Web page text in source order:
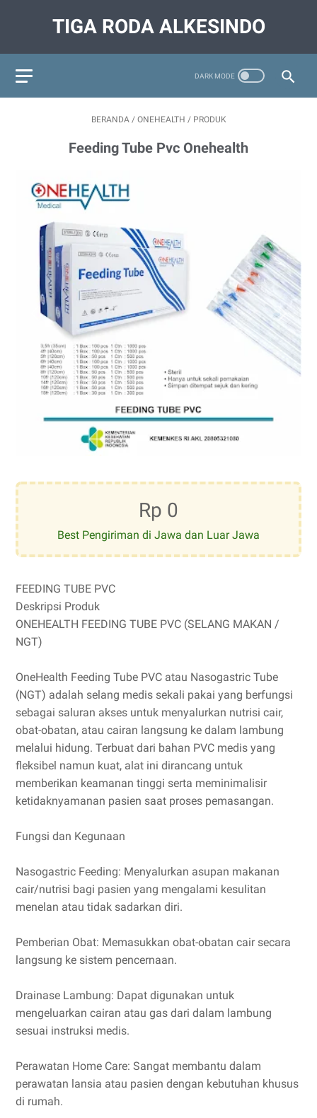
TIGA RODA ALKESINDO
BERANDA / ONEHEALTH / PRODUK
Feeding Tube Pvc Onehealth
Rp 0
Best Pengiriman di Jawa dan Luar Jawa
FEEDING TUBE PVC
Deskripsi Produk
ONEHEALTH FEEDING TUBE PVC (SELANG MAKAN /
NGT)
OneHealth Feeding Tube PVC atau Nasogastric Tube
(NGT) adalah selang medis sekali pakai yang berfungsi
sebagai saluran akses untuk menyalurkan nutrisi cair,
obat-obatan, atau cairan langsung ke dalam lambung
melalui hidung. Terbuat dari bahan PVC medis yang
fleksibel namun kuat, alat ini dirancang untuk
memberikan keamanan tinggi serta meminimalisir
ketidaknyamanan pasien saat proses pemasangan.
Fungsi dan Kegunaan
Nasogastric Feeding: Menyalurkan asupan makanan
cair/nutrisi bagi pasien yang mengalami kesulitan
menelan atau tidak sadarkan diri.
Pemberian Obat: Memasukkan obat-obatan cair secara
langsung ke sistem pencernaan.
Drainase Lambung: Dapat digunakan untuk
mengeluarkan cairan atau gas dari dalam lambung
sesuai instruksi medis.
Perawatan Home Care: Sangat membantu dalam
perawatan lansia atau pasien dengan kebutuhan khusus
di rumah.